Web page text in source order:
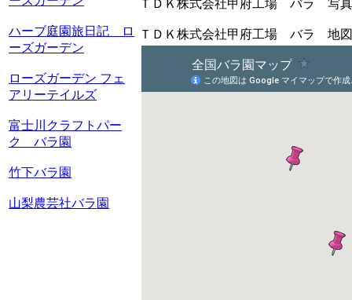
ハーブ庭園旅日記 ロ
ーズガーデン
ローズガーデン フェ
アリーテイルズ
富士川クラフトパー
ク バラ園
竹下バラ園
山梨農芸社バラ園
ＴＤＫ株式会社甲府工場 バラ 写真
ＴＤＫ株式会社甲府工場 バラ 地図